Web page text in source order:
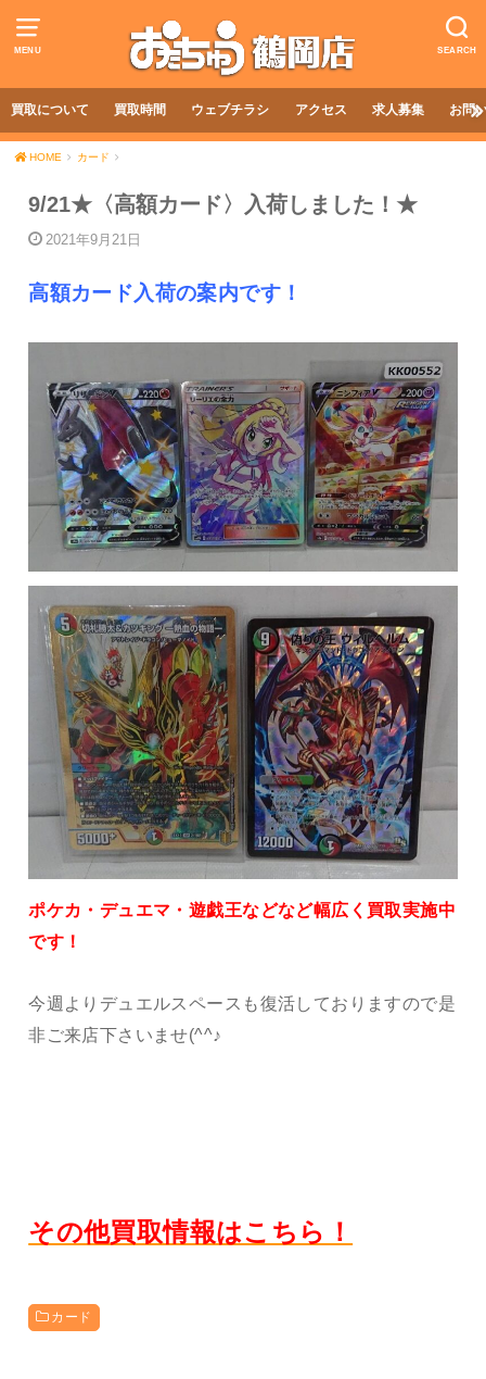
MENU SEARCH
買取について 買取時間 ウェブチラシ アクセス 求人募集 お問
HOME カード
9/21★〈高額カード〉入荷しました！★
2021年9月21日
高額カード入荷の案内です！
ポケカ・デュエマ・遊戯王などなど幅広く買取実施中
です！
今週よりデュエルスペースも復活しておりますので是
非ご来店下さいませ(^^♪
その他買取情報はこちら！
カード